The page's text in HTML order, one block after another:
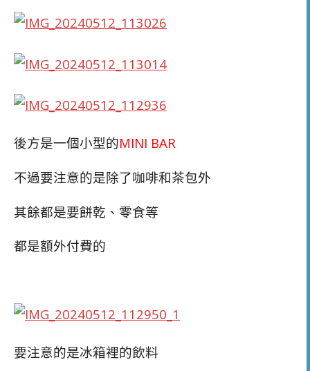
後方是一個小型的MINI BAR
不過要注意的是除了咖啡和茶包外
其餘都是要餅乾、零食等
都是額外付費的
要注意的是冰箱裡的飲料